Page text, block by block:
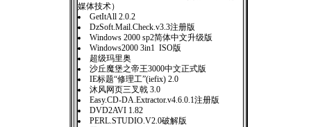
媒体技术）
GetItAll 2.0.2
DzSoft.Mail.Check.v3.3注册版
Windows 2000 sp2简体中文升级版
Windows2000 3in1 ISO版
超级玛里奥
沙丘魔堡之帝王3000中文正式版
IE标题“修理工”(iefix) 2.0
沐风网页三叉戟 3.0
Easy.CD-DA.Extractor.v4.6.0.1注册版
DVD2AVI 1.82
PERL.STUDIO.V2.0破解版